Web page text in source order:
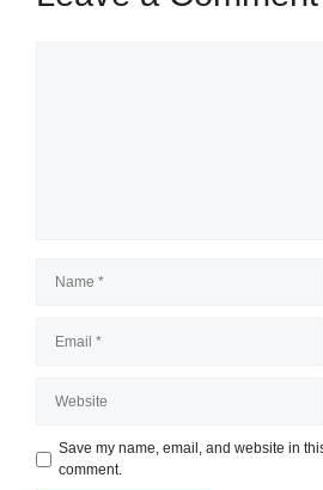
Save my name, email, and website in
comment.